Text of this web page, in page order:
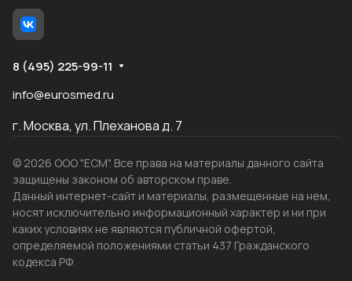
8 (495) 225-99-11
info@eurosmed.ru
г. Москва, ул. Плеханова д. 7
© 2026 ООО "ЕСМ". Все права на материалы данного сайта
защищены законом об авторском праве.
Данный интернет-сайт и материалы, размещенные на нем,
носят исключительно информационный характер и ни при
каких условиях не являются публичной офертой,
определяемой положениями статьи 437 Гражданского
кодекса РФ.